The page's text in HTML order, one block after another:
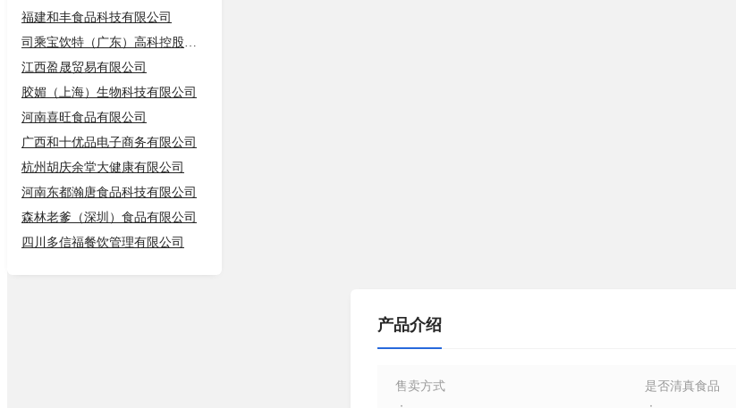
福建和丰食品科技有限公司
司乘宝饮特（广东）高科控股有限公司
江西盈晟贸易有限公司
胶媚（上海）生物科技有限公司
河南喜旺食品有限公司
广西和十优品电子商务有限公司
杭州胡庆余堂大健康有限公司
河南东都瀚唐食品科技有限公司
森林老爹（深圳）食品有限公司
四川多信福餐饮管理有限公司
产品介绍
售卖方式
是否清真食品